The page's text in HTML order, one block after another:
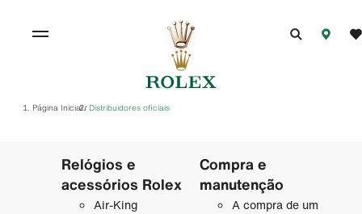
Página Inicial/ Distribuidores oficiais
Relógios e
acessórios Rolex
Air-King
Compra e
manutenção
A compra de um